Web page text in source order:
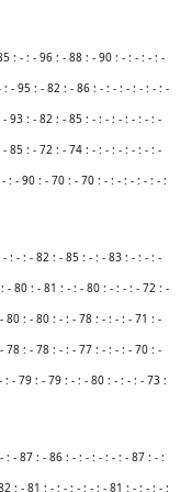
: - : - 96 : - 88 : - 90 : - : - : - : -
- 95 : - 82 : - 86 : - : - : - : - : - : -
93 : - 82 : - 85 : - : - : - : - : - : -
85 : - 72 : - 74 : - : - : - : - : - : -
: - 90 : - 70 : - 70 : - : - : - : - : - :
: - : - 82 : - 85 : - : - 83 : - : - : -
- 80 : - 81 : - : - 80 : - : - : - 72 : -
80 : - 80 : - : - 78 : - : - : - 71 : -
78 : - 78 : - : - 77 : - : - : - 70 : -
: - 79 : - 79 : - : - 80 : - : - : - 73 :
- 87 : - 86 : - : - : - : - : - 87 : - :
: - 81 : - : - : - : - : - 81 : - : - : - :